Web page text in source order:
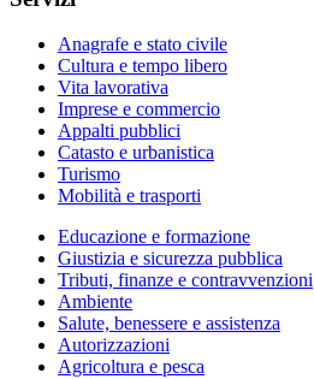
Anagrafe e stato civile
Cultura e tempo libero
Vita lavorativa
Imprese e commercio
Appalti pubblici
Catasto e urbanistica
Turismo
Mobilità e trasporti
Educazione e formazione
Giustizia e sicurezza pubblica
Tributi, finanze e contravvenzioni
Ambiente
Salute, benessere e assistenza
Autorizzazioni
Agricoltura e pesca